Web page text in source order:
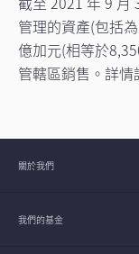
管理的資產(包括
億加元(相等於
管轄區銷售。詳
關於我們
我們的基金